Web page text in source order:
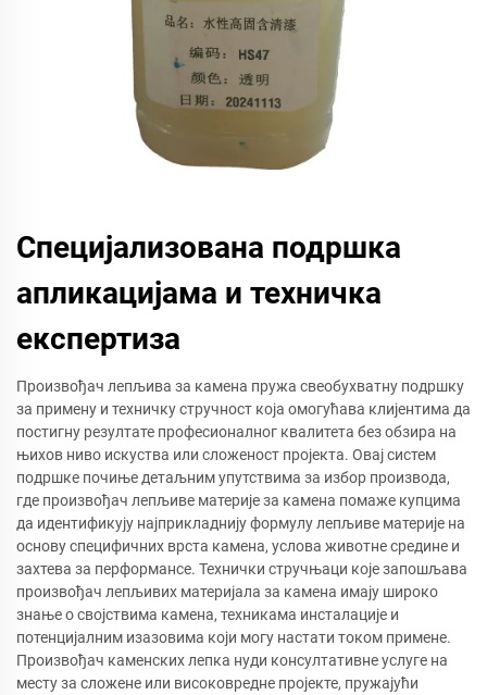
Специјализована подршка
апликацијама и техничка
експертиза
Произвођач лепљива за камена пружа свеобухватну подршку
за примену и техничку стручност која омогућава клијентима да
постигну резултате професионалног квалитета без обзира на
њихов ниво искуства или сложеност пројекта. Овај систем
подршке почиње детаљним упутствима за избор производа,
где произвођач лепљиве материје за камена помаже купцима
да идентификују најприкладнију формулу лепљиве материје на
основу специфичних врста камена, услова животне средине и
захтева за перформансе. Технички стручњаци које запошљава
произвођач лепљивих материјала за камена имају широко
знање о својствима камена, техникама инсталације и
потенцијалним изазовима који могу настати током примене.
Произвођач каменских лепка нуди консултативне услуге на
месту за сложене или високовредне пројекте, пружајући